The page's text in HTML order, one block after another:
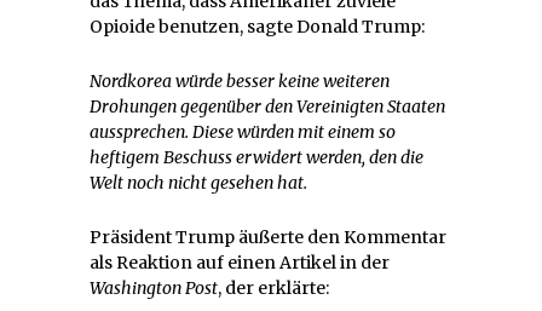
Opioide benutzen, sagte Donald Trump:
Nordkorea würde besser keine weiteren
Drohungen gegenüber den Vereinigten Staaten
aussprechen. Diese würden mit einem so
heftigem Beschuss erwidert werden, den die
Welt noch nicht gesehen hat.
Präsident Trump äußerte den Kommentar
als Reaktion auf einen Artikel in der
Washington Post, der erklärte: